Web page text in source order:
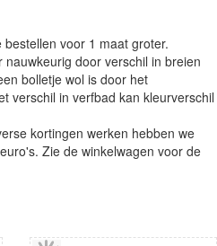
voor 1 maat groter.
door verschil in breien
bolletje wol is door het
verschil in verfbad kan kleurverschil
kortingen werken hebben we
Zie de winkelwagen voor de